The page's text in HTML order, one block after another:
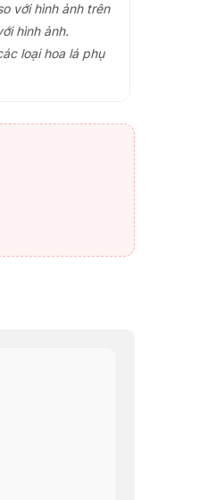
với hình ảnh trên
hình ảnh.
loại hoa lá phụ